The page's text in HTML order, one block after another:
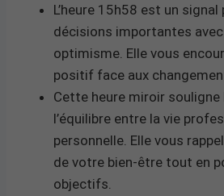
L’heure 15h58 est un
décisions importantes
optimisme. Elle vous
positif face aux
Cette heure miroir souligne
l’équilibre entre la vie
personnelle. Elle vous
de votre bien-être tout en
objectifs.